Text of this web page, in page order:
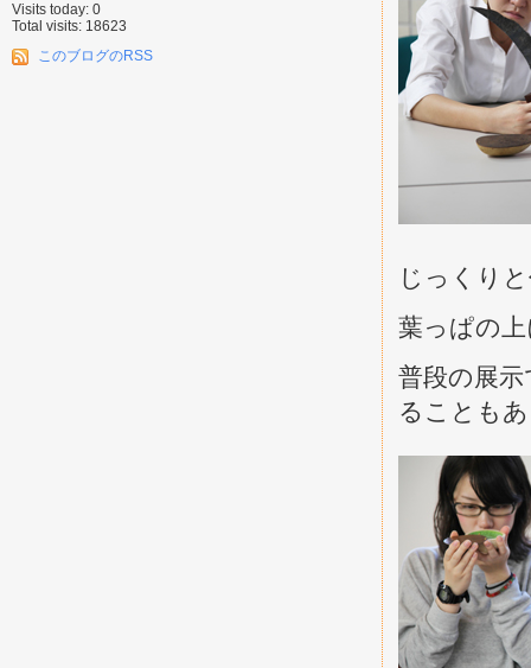
Visits today: 0
Total visits: 18623
このブログのRSS
じっくり
葉っぱの
普段の展
ることも